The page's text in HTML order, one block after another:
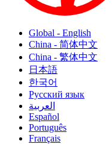
Global - English
China - 简体中文
China - 繁体中文
日本語
한국어
Русский язык
العربية
Español
Português
Français